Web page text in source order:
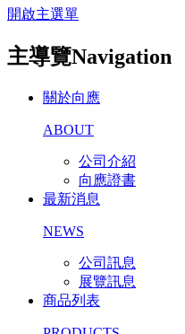
開啟主選單
主導覽Navigation
關於向應
ABOUT
公司介紹
向應證書
最新消息
NEWS
公司訊息
展覽訊息
商品列表